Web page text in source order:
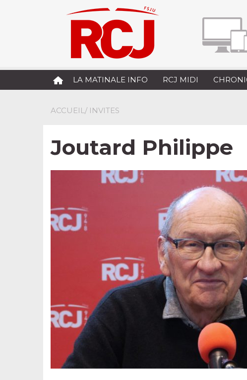
LA MATINALE INFO RCJ MIDI
ACCUEIL/ INVITES
Joutard Philippe